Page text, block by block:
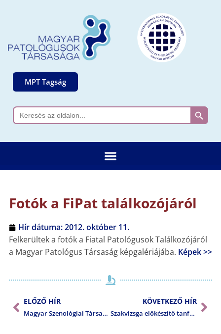
MPT Tagság
Search
for:
Search
Fotók a FiPat találkozójáról
Hír dátuma:2012. október 11.
Felkerültek a fotók a Fiatal Patológusok Találkozójáról
a Magyar Patológus Társaság képgalériájába. Képek >>
ELŐZŐ HÍR
Magyar Szenológiai Társaság és a Roche (Magyarország) Kft. közös tudományos ülése
KÖVETKEZŐ HÍR
Szakvizsga előkészítő tanfolyam